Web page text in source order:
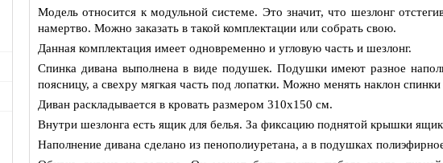
Модель относится к модульной системе. Это значит, что шезлонг
намертво. Можно заказать в такой комплектации или собрать свою.
Данная комплектация имеет одновременно и угловую часть и шезлонг.
Спинка дивана выполнена в виде подушек. Подушки имеют разное
поясницу, а свехру мягкая часть под лопатки. Можно менять наклон
Диван раскладывается в кровать размером 310х150 см.
Внутри шезлонга есть ящик для белья. За фиксацию поднятой крышки
Наполнение дивана сделано из пенополиуретана, а в подушках